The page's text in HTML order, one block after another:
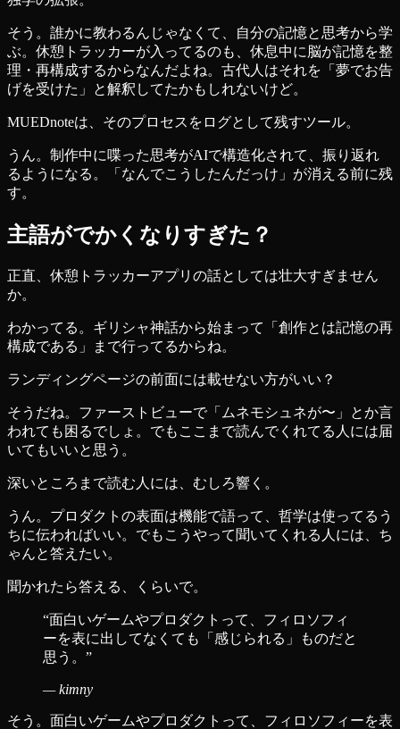
そう。誰かに教わるんじゃなくて、自分の記憶と思考から学
ぶ。休憩トラッカーが入ってるのも、休息中に脳が記憶を整
理・再構成するからなんだよね。古代人はそれを「夢でお告
げを受けた」と解釈してたかもしれないけど。
MUEDnoteは、そのプロセスをログとして残すツール。
うん。制作中に喋った思考がAIで構造化されて、振り返れ
るようになる。「なんでこうしたんだっけ」が消える前に残
す。
主語がでかくなりすぎた？
正直、休憩トラッカーアプリの話としては壮大すぎません
か。
わかってる。ギリシャ神話から始まって「創作とは記憶の再
構成である」まで行ってるからね。
ランディングページの前面には載せない方がいい？
そうだね。ファーストビューで「ムネモシュネが〜」とか言
われても困るでしょ。でもここまで読んでくれてる人には届
いてもいいと思う。
深いところまで読む人には、むしろ響く。
うん。プロダクトの表面は機能で語って、哲学は使ってるう
ちに伝わればいい。でもこうやって聞いてくれる人には、ち
ゃんと答えたい。
聞かれたら答える、くらいで。
“面白いゲームやプロダクトって、フィロソフィ
ーを表に出してなくても「感じられる」ものだと
思う。 ”
—kimny
そう。面白いゲームやプロダクトって、フィロソフィーを表